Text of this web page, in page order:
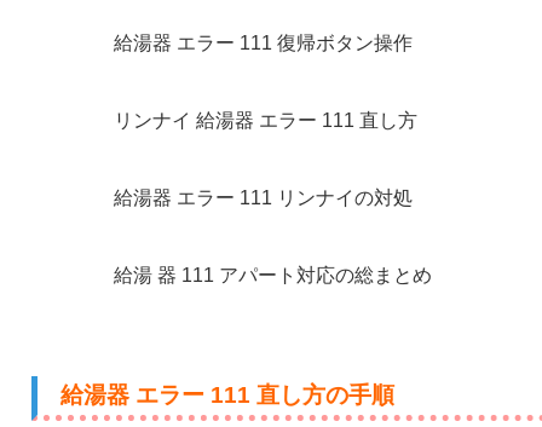
給湯器 エラー 111 復帰ボタン操作
リンナイ 給湯器 エラー 111 直し方
給湯器 エラー 111 リンナイの対処
給湯 器 111 アパート対応の総まとめ
給湯器 エラー 111 直し方の手順